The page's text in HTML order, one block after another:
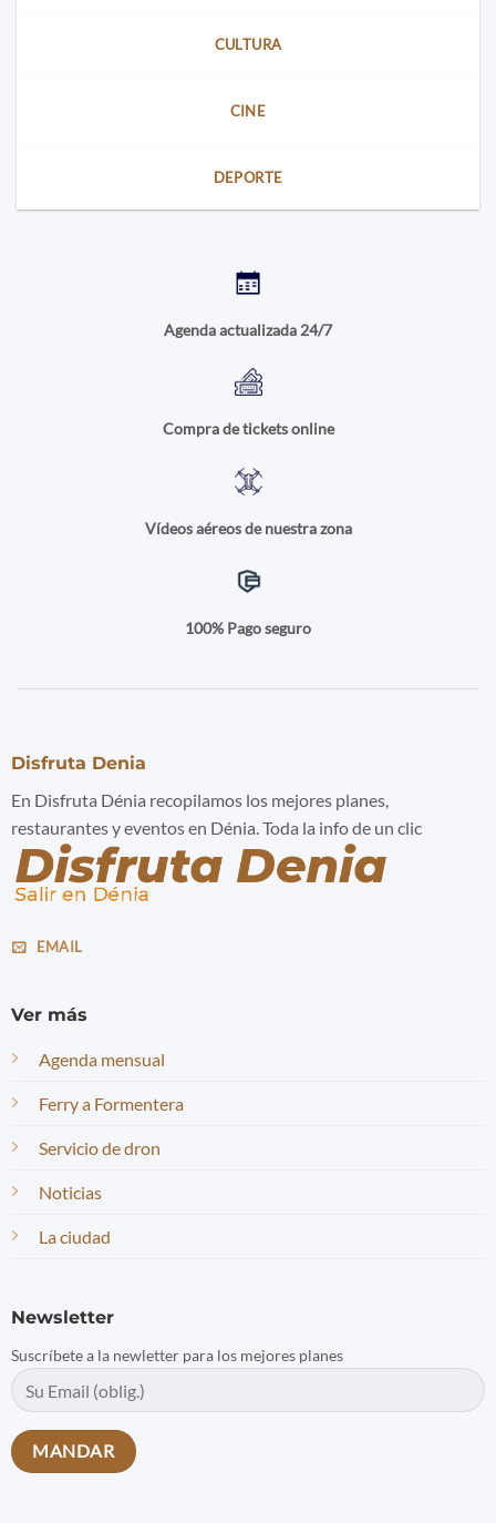
CULTURA
CINE
DEPORTE
Agenda actualizada 24/7
Compra de tickets online
Vídeos aéreos de nuestra zona
100% Pago seguro
Disfruta Denia
En Disfruta Dénia recopilamos los mejores planes,
restaurantes y eventos en Dénia. Toda la info de un clic
EMAIL
Ver más
Agenda mensual
Ferry a Formentera
Servicio de dron
Noticias
La ciudad
Newsletter
Suscríbete a la newletter para los mejores planes